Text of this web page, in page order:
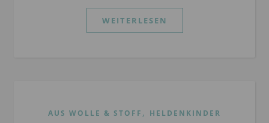
WEITERLESEN
AUS WOLLE & STOFF , HELDENKINDER